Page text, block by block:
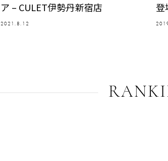
ア – CULET伊勢丹新宿店
2021.8.12
登